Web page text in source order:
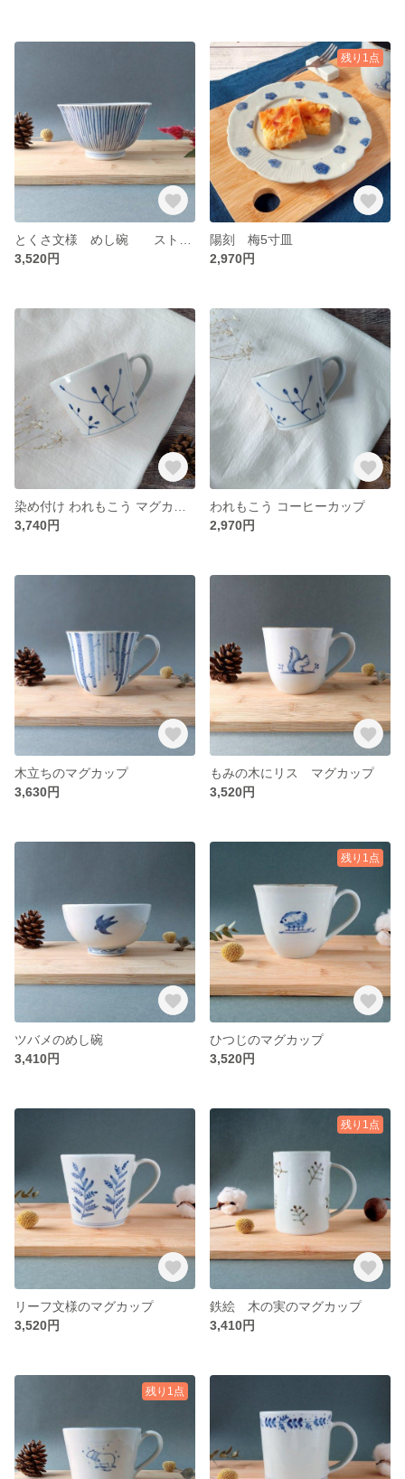
3,520円
残り1点
陽刻 梅5寸皿
2,970円
3,740円
われもこう コーヒーカップ
2,970円
木立ちのマグカップ
3,630円
もみの木にリス マグカップ
3,520円
ツバメのめし碗
3,410円
残り1点
ひつじのマグカップ
3,520円
リーフ文様のマグカップ
3,520円
残り1点
鉄絵 木の実のマグカップ
3,410円
残り1点